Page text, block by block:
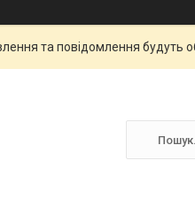
та повідомлення будуть